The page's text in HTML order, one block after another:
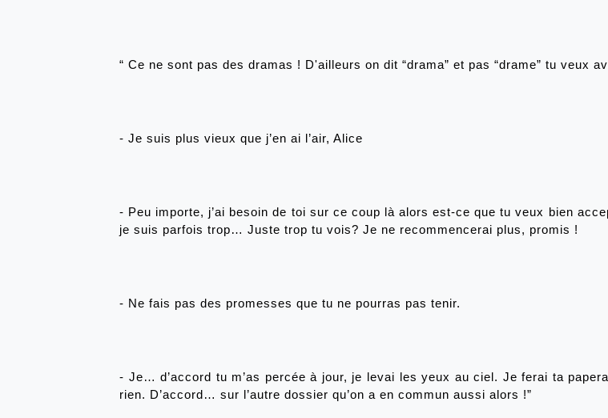
“ Ce ne sont pas des dramas ! D'ailleurs on dit “drama” et pas “drame” tu veux
- Je suis plus vieux que j’en ai l’air, Alice
- Peu importe, j’ai besoin de toi sur ce coup là alors est-ce que tu veux bien
je suis parfois trop… Juste trop tu vois? Je ne recommencerai plus, promis !
- Ne fais pas des promesses que tu ne pourras pas tenir.
- Je… d’accord tu m’as percée à jour, je levai les yeux au ciel. Je ferai ta
rien. D’accord… sur l’autre dossier qu’on a en commun aussi alors !”